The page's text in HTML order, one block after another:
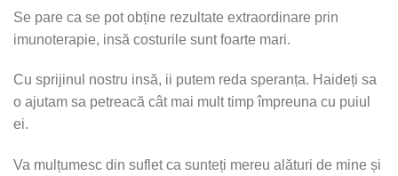
Se pare ca se pot obține rezultate extraordinare prin
imunoterapie, insă costurile sunt foarte mari.
Cu sprijinul nostru insă, ii putem reda speranța. Haideți sa
o ajutam sa petreacă cât mai mult timp împreuna cu puiul
ei.
Va mulțumesc din suflet ca sunteți mereu alături de mine și